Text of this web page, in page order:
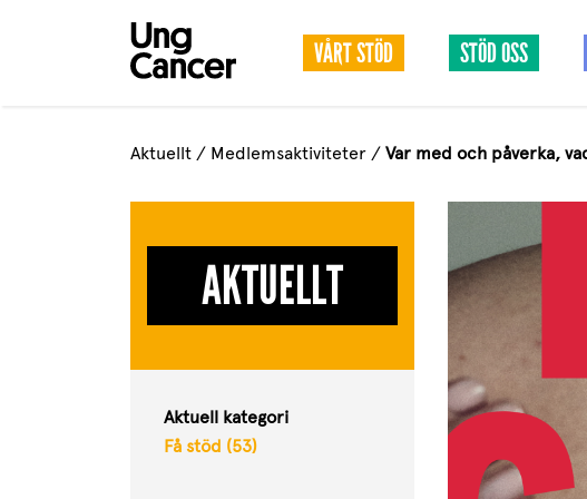
VÅRT STÖD STÖD OSS
Aktuellt / Medlemsaktiviteter / Var med och påverka,
AKTUELLT
Aktuell kategori
Få stöd (53)